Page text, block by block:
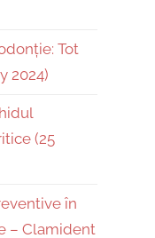
Tot
2024)
(25
în
– Clamident